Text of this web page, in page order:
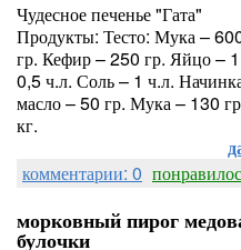
Чудесное печенье "Гата"
Продукты: Тесто: Мука –
гр. Кефир – 250 гр. Яйцо –
0,5 ч.л. Соль – 1 ч.л.
масло – 50 гр. Мука – 130
кг.
комментарии: 0
морковный пирог
булочки